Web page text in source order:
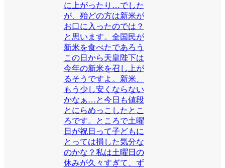
に上がったり…でした
が、殆どの方は新米が
お口に入ったのでは？
と思います。全国民が
新米を食べたであろう
この日から天皇陛下は
今年の新米を召し上が
るそうですよ。新米、
もう少し安くならない
かなぁ…と今日も値段
とにらめっこしたとこ
ろです。ところで土曜
日が祝日って子どもに
とっては損した気分な
のかな？私は土曜日の
休みが久々すぎて、ず